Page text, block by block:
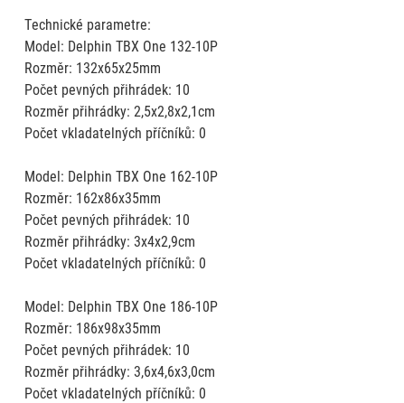
Technické parametre:
Model: Delphin TBX One 132-10P
Rozměr: 132x65x25mm
Počet pevných přihrádek: 10
Rozměr přihrádky: 2,5x2,8x2,1cm
Počet vkladatelných příčníků: 0
Model: Delphin TBX One 162-10P
Rozměr: 162x86x35mm
Počet pevných přihrádek: 10
Rozměr přihrádky: 3x4x2,9cm
Počet vkladatelných příčníků: 0
Model: Delphin TBX One 186-10P
Rozměr: 186x98x35mm
Počet pevných přihrádek: 10
Rozměr přihrádky: 3,6x4,6x3,0cm
Počet vkladatelných příčníků: 0